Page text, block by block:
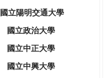
國立陽明交通大學
國立政治大學
國立中正大學
國立中興大學